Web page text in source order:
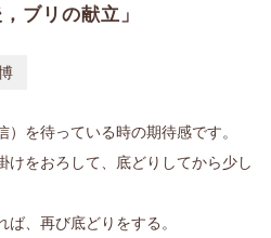
リの献立」
を待っている時の期待感です。
けをおろして、底どりしてから少し
、再び底どりをする。